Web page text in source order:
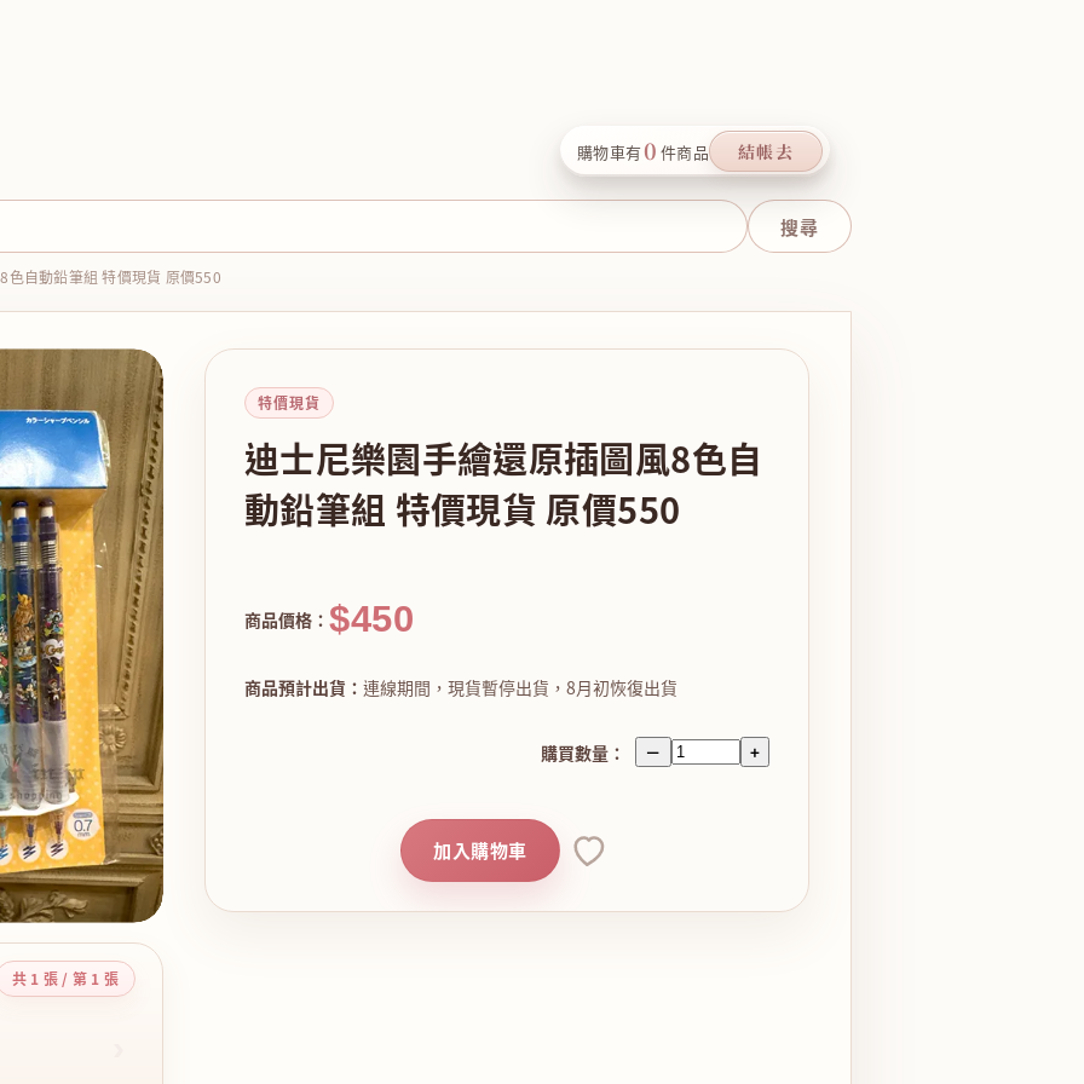
購物車有0 件商品 結帳去
自動鉛筆組 特價現貨 原價550
共 1 張 / 第 1 張
特價現貨
迪士尼樂園手繪還原插圖風8色自
動鉛筆組 特價現貨 原價550
商品價格： $450
商品預計出貨： 連線期間，現貨暫停出貨，8月初恢復出貨
購買數量： － +
加入購物車